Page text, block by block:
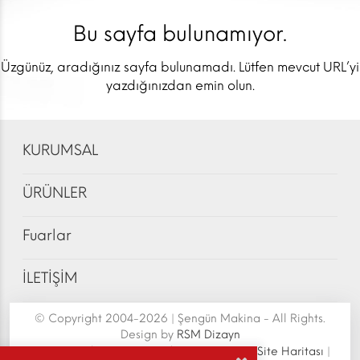
Bu sayfa bulunamıyor.
Üzgünüz, aradığınız sayfa bulunamadı. Lütfen mevcut URL’yi
yazdığınızdan emin olun.
KURUMSAL
ÜRÜNLER
Fuarlar
İLETİŞİM
© Copyright 2004-2026 | Şengün Makina - All Rights.
Design by RSM Dizayn
Site Haritası |